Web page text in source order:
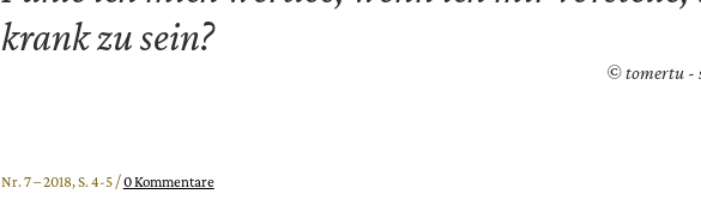
krank zu sein?
© tomertu -
Nr. 7 – 2018, S. 4-5 /0 Kommentare